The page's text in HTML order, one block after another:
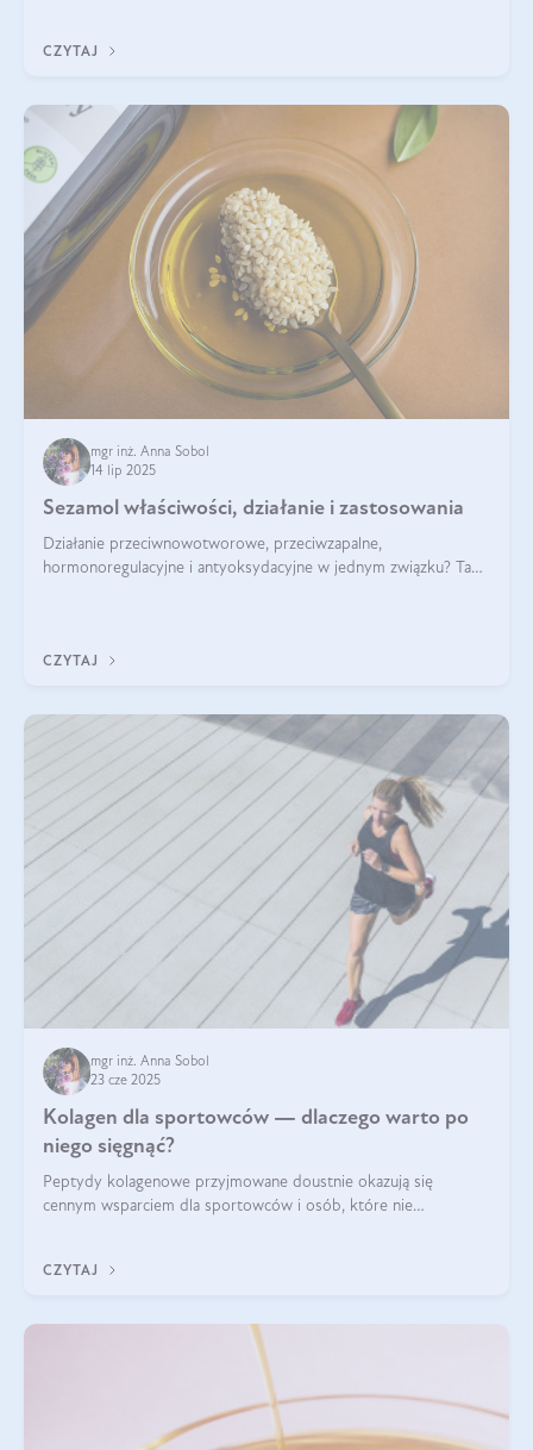
bardziej biodostępny
CZYTAJ
mgr inż. Anna Sobol
14 lip 2025
Sezamol właściwości, działanie i zastosowania
Działanie przeciwnowotworowe, przeciwzapalne,
hormonoregulacyjne i antyoksydacyjne w jednym związku? Tak
CZYTAJ
mgr inż. Anna Sobol
23 cze 2025
Kolagen dla sportowców — dlaczego warto po
niego sięgnąć?
Peptydy kolagenowe przyjmowane doustnie okazują się
cennym wsparciem dla sportowców i osób, które nie
CZYTAJ